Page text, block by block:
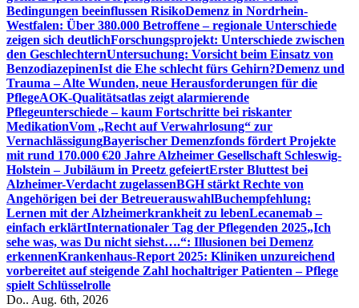
Bedingungen beeinflussen RisikoDemenz in Nordrhein-
Westfalen: Über 380.000 Betroffene – regionale Unterschiede
zeigen sich deutlichForschungsprojekt: Unterschiede zwischen
den GeschlechternUntersuchung: Vorsicht beim Einsatz von
BenzodiazepinenIst die Ehe schlecht fürs Gehirn?Demenz und
Trauma – Alte Wunden, neue Herausforderungen für die
PflegeAOK-Qualitätsatlas zeigt alarmierende
Pflegeunterschiede – kaum Fortschritte bei riskanter
MedikationVom „Recht auf Verwahrlosung“ zur
VernachlässigungBayerischer Demenzfonds fördert Projekte
mit rund 170.000 €20 Jahre Alzheimer Gesellschaft Schleswig-
Holstein – Jubiläum in Preetz gefeiertErster Bluttest bei
Alzheimer-Verdacht zugelassenBGH stärkt Rechte von
Angehörigen bei der BetreuerauswahlBuchempfehlung:
Lernen mit der Alzheimerkrankheit zu lebenLecanemab –
einfach erklärtInternationaler Tag der Pflegenden 2025„Ich
sehe was, was Du nicht siehst….“: Illusionen bei Demenz
erkennenKrankenhaus-Report 2025: Kliniken unzureichend
vorbereitet auf steigende Zahl hochaltriger Patienten – Pflege
spielt Schlüsselrolle
Do.. Aug. 6th, 2026